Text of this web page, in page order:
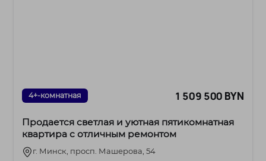
4+-комнатная 1 509 500 BYN
Продается светлая и уютная пятикомнатная
квартира с отличным ремонтом
г. Минск, просп. Машерова, 54